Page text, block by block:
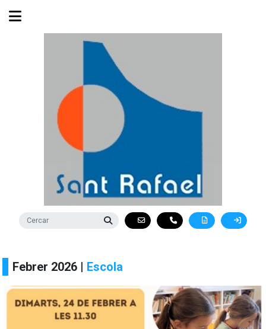
Febrer 2026 | Escola